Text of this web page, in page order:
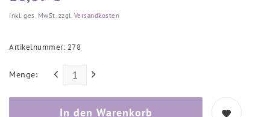
inkl. ges. MwSt. zzgl. Versandkosten
Artikelnummer: 278
Menge:
In den Warenkorb